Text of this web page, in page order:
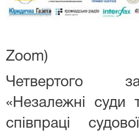
Zoom)
Четвертого
«Незалежні суди
співпраці